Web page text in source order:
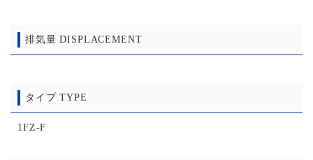
排気量 DISPLACEMENT
タイプ TYPE
1FZ-F